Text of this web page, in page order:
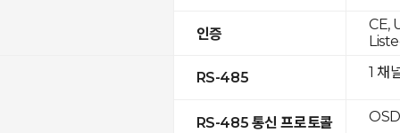
인증
RS-485
RS-485 통신 프로토콜
CE,
1 채